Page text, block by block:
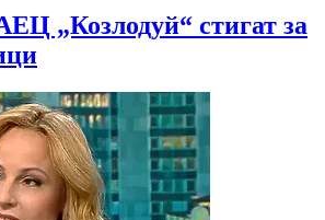
„Козлодуй“ стигат за